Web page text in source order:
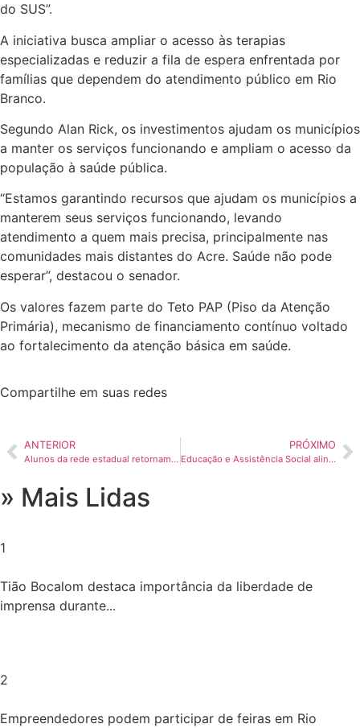
Acre
Educação
Polícia
Entreterimento
Interior
Mundo
Agenda Cultural
Política
Economia
Atos Oficiais
Blogs e Colunas
do SUS”.
A iniciativa busca ampliar o acesso às terapias
especializadas e reduzir a fila de espera enfrentada por
famílias que dependem do atendimento público em Rio
Branco.
Segundo Alan Rick, os investimentos ajudam os municípios
a manter os serviços funcionando e ampliam o acesso da
população à saúde pública.
“Estamos garantindo recursos que ajudam os municípios a
manterem seus serviços funcionando, levando
atendimento a quem mais precisa, principalmente nas
comunidades mais distantes do Acre. Saúde não pode
esperar”, destacou o senador.
Os valores fazem parte do Teto PAP (Piso da Atenção
Primária), mecanismo de financiamento contínuo voltado
ao fortalecimento da atenção básica em saúde.
Compartilhe em suas redes
ANTERIOR
Alunos da rede estadual retornam às aulas com novos protocolos de segurança e acolhimento; inspeção de bolsas provocou filas no João Calvino
PRÓXIMO
Educação e Assistência Social alinham ações em defesa dos direitos da criança e do adolescente
» Mais Lidas
1
Tião Bocalom destaca importância da liberdade de
imprensa durante...
2
Empreendedores podem participar de feiras em Rio